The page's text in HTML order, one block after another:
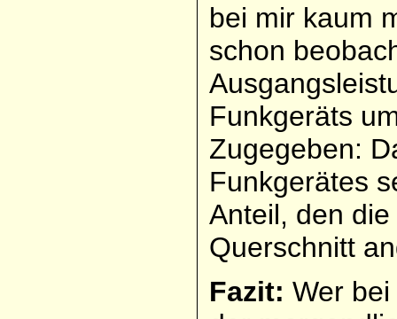
bei mir kaum
schon
Funkgeräts
Zugegeben:
Funkgerätes
Anteil, den
Querschnitt
Fazit: Wer